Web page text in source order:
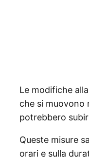
Le modifiche
che si muovono
potrebbero
Queste misure
orari e sulla